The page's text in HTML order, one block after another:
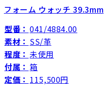
フォーム ウォッチ 39.3mm
型番： 041/4884.00
素材： SS/革
程度： 未使用
付属： 箱
定価： 115,500円